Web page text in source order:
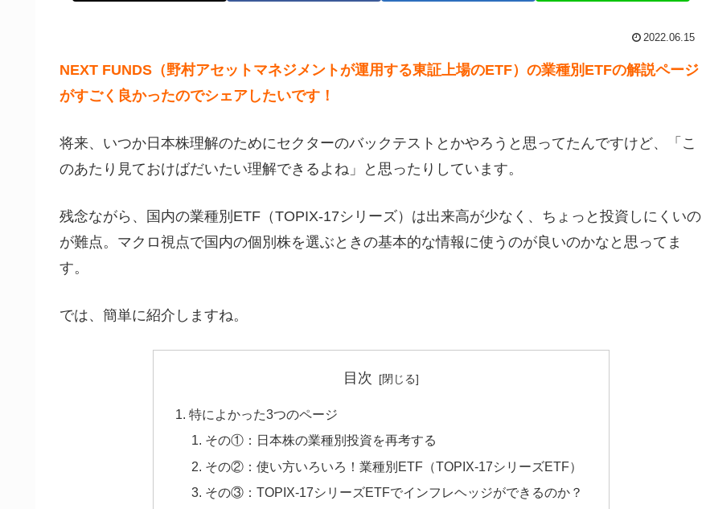
2022.06.15
NEXT FUNDS（野村アセットマネジメントが運用する東証上場のETF）の業種別ETFの解説ページ
がすごく良かったのでシェアしたいです！
将来、いつか日本株理解のためにセクターのバックテストとかやろうと思ってたんですけど、「こ
のあたり見ておけばだいたい理解できるよね」と思ったりしています。
残念ながら、国内の業種別ETF（TOPIX-17シリーズ）は出来高が少なく、ちょっと投資しにくいの
が難点。マクロ視点で国内の個別株を選ぶときの基本的な情報に使うのが良いのかなと思ってま
す。
では、簡単に紹介しますね。
目次
特によかった3つのページ
その①：日本株の業種別投資を再考する
その②：使い方いろいろ！業種別ETF（TOPIX-17シリーズETF）
その③：TOPIX-17シリーズETFでインフレヘッジができるのか？